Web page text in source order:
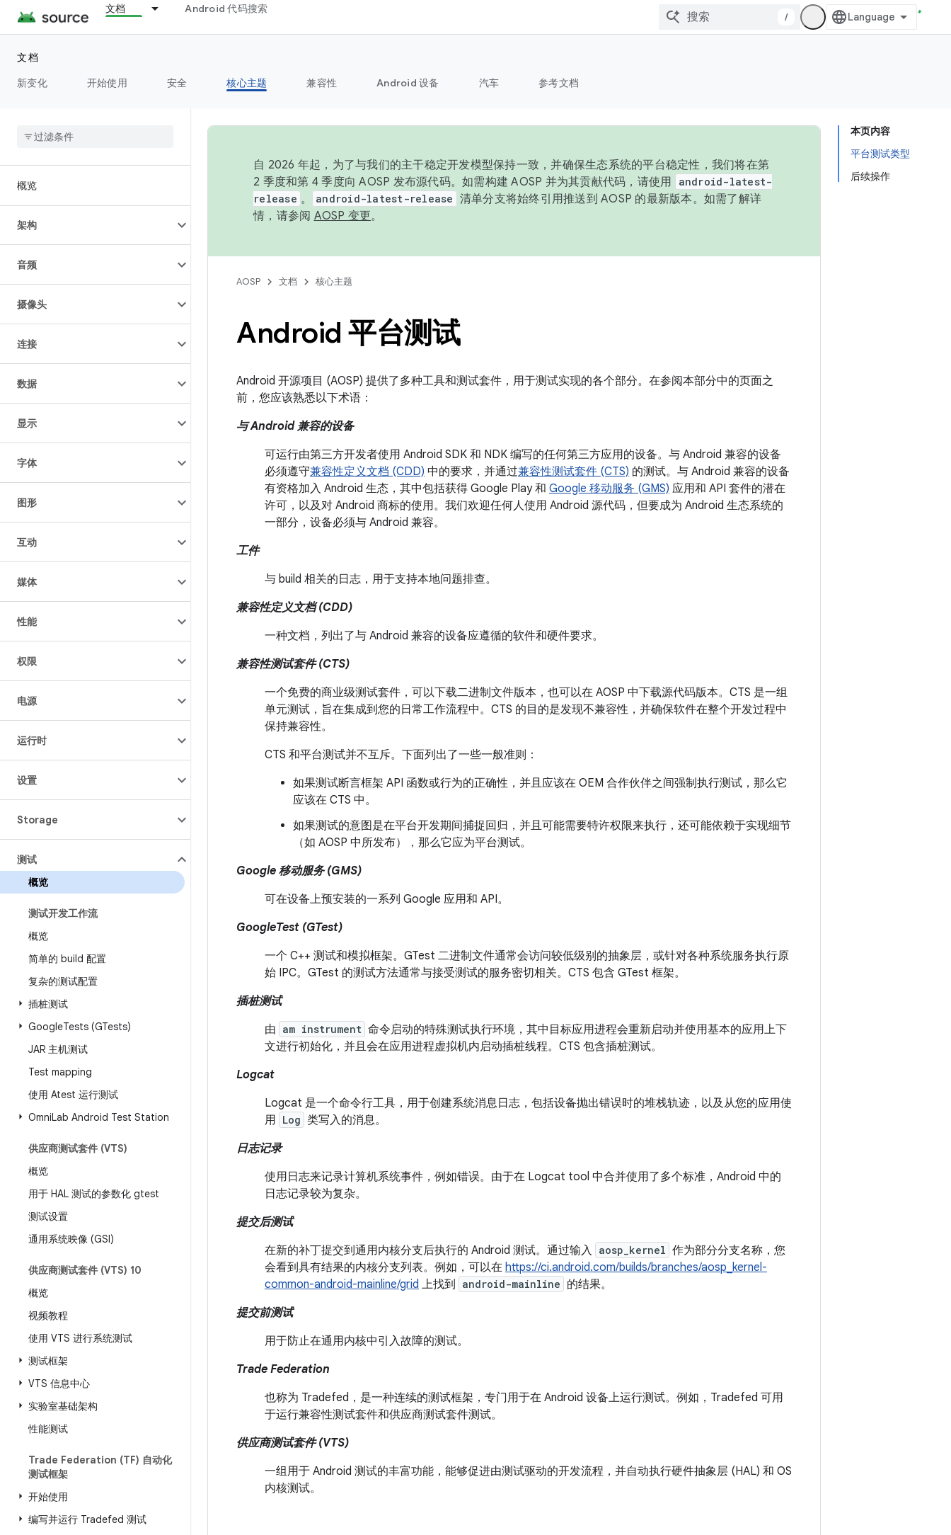
文档 Android 代码搜索
/
文档
新变化
开始使用 安全 核心主题 兼容性 Android 设备 汽车 参考文档
概览
架构
音频
摄像头
连接
数据
显示
字体
图形
互动
媒体
性能
权限
电源
运行时
设置
Storage
测试
概览
测试开发工作流
概览
简单的 build 配置
复杂的测试配置
插桩测试
GoogleTests (GTests)
JAR 主机测试
Test mapping
使用 Atest 运行测试
OmniLab Android Test Station
供应商测试套件 (VTS)
概览
用于 HAL 测试的参数化 gtest
测试设置
通用系统映像 (GSI)
供应商测试套件 (VTS) 10
概览
视频教程
使用 VTS 进行系统测试
测试框架
VTS 信息中心
实验室基础架构
性能测试
Trade Federation (TF) 自动化
测试框架
开始使用
编写并运行 Tradefed 测试
本页内容
平台测试类型
后续操作
自 2026 年起，为了与我们的主干稳定开发模型保持一致，并确保生态系统的平台稳定性，我们将在第
2 季度和第 4 季度向 AOSP 发布源代码。如需构建 AOSP 并为其贡献代码，请使用
android-latest-
release 。 android-latest-release 清单分支将始终引用推送到 AOSP 的最新版本。如需了解详
情，请参阅 AOSP 变更。
AOSP 文档 核心主题
Android 平台测试
Android 开源项目 (AOSP) 提供了多种工具和测试套件，用于测试实现的各个部分。在参阅本部分中的页面之
前，您应该熟悉以下术语：
与 Android 兼容的设备
可运行由第三方开发者使用 Android SDK 和 NDK 编写的任何第三方应用的设备。与 Android 兼容的设备
必须遵守兼容性定义文档 (CDD) 中的要求，并通过兼容性测试套件 (CTS) 的测试。与 Android 兼容的设备
有资格加入 Android 生态，其中包括获得 Google Play 和 Google 移动服务 (GMS) 应用和 API 套件的潜在
许可，以及对 Android 商标的使用。我们欢迎任何人使用 Android 源代码，但要成为 Android 生态系统的
一部分，设备必须与 Android 兼容。
工件
与 build 相关的日志，用于支持本地问题排查。
兼容性定义文档 (CDD)
一种文档，列出了与 Android 兼容的设备应遵循的软件和硬件要求。
兼容性测试套件 (CTS)
一个免费的商业级测试套件，可以下载二进制文件版本，也可以在 AOSP 中下载源代码版本。CTS 是一组
单元测试，旨在集成到您的日常工作流程中。CTS 的目的是发现不兼容性，并确保软件在整个开发过程中
保持兼容性。
CTS 和平台测试并不互斥。下面列出了一些一般准则：
如果测试断言框架 API 函数或行为的正确性，并且应该在 OEM 合作伙伴之间强制执行测试，那么它
应该在 CTS 中。
如果测试的意图是在平台开发期间捕捉回归，并且可能需要特许权限来执行，还可能依赖于实现细节
（如 AOSP 中所发布），那么它应为平台测试。
Google 移动服务 (GMS)
可在设备上预安装的一系列 Google 应用和 API。
GoogleTest (GTest)
一个 C++ 测试和模拟框架。GTest 二进制文件通常会访问较低级别的抽象层，或针对各种系统服务执行原
始 IPC。GTest 的测试方法通常与接受测试的服务密切相关。CTS 包含 GTest 框架。
插桩测试
由 am instrument 命令启动的特殊测试执行环境，其中目标应用进程会重新启动并使用基本的应用上下
文进行初始化，并且会在应用进程虚拟机内启动插桩线程。CTS 包含插桩测试。
Logcat
Logcat 是一个命令行工具，用于创建系统消息日志，包括设备抛出错误时的堆栈轨迹，以及从您的应用使
用 Log 类写入的消息。
日志记录
使用日志来记录计算机系统事件，例如错误。由于在 Logcat tool 中合并使用了多个标准，Android 中的
日志记录较为复杂。
提交后测试
在新的补丁提交到通用内核分支后执行的 Android 测试。通过输入 aosp_kernel 作为部分分支名称，您
会看到具有结果的内核分支列表。例如，可以在 https://ci.android.com/builds/branches/aosp_kernel-
common-android-mainline/grid 上找到 android-mainline 的结果。
提交前测试
用于防止在通用内核中引入故障的测试。
Trade Federation
也称为 Tradefed，是一种连续的测试框架，专门用于在 Android 设备上运行测试。例如，Tradefed 可用
于运行兼容性测试套件和供应商测试套件测试。
供应商测试套件 (VTS)
一组用于 Android 测试的丰富功能，能够促进由测试驱动的开发流程，并自动执行硬件抽象层 (HAL) 和 OS
内核测试。